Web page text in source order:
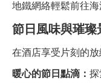
地鐵網絡輕鬆前往海
節日風味與璀璨
在酒店享受片刻的放
暖心的節日點滴： 探